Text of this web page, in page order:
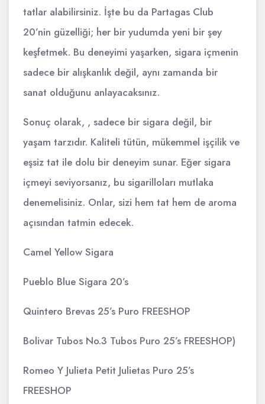
tatlar alabilirsiniz. İşte bu da Partagas Club
20’nin güzelliği; her bir yudumda yeni bir şey
keşfetmek. Bu deneyimi yaşarken, sigara içmenin
sadece bir alışkanlık değil, aynı zamanda bir
sanat olduğunu anlayacaksınız.
Sonuç olarak, , sadece bir sigara değil, bir
yaşam tarzıdır. Kaliteli tütün, mükemmel işçilik ve
eşsiz tat ile dolu bir deneyim sunar. Eğer sigara
içmeyi seviyorsanız, bu sigarilloları mutlaka
denemelisiniz. Onlar, sizi hem tat hem de aroma
açısından tatmin edecek.
Camel Yellow Sigara
Pueblo Blue Sigara 20’s
Quintero Brevas 25’s Puro FREESHOP
Bolivar Tubos No.3 Tubos Puro 25’s FREESHOP)
Romeo Y Julieta Petit Julietas Puro 25’s
FREESHOP